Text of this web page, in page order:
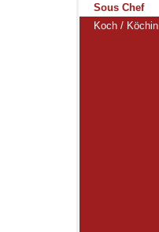
Sous Chef
Koch / Köchin